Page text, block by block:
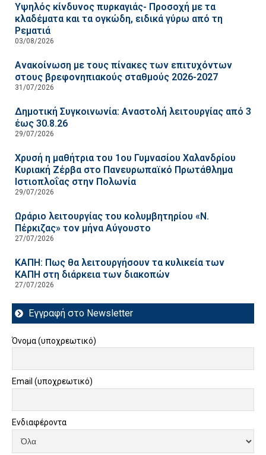
Υψηλός κίνδυνος πυρκαγιάς- Προσοχή με τα
κλαδέματα και τα ογκώδη, ειδικά γύρω από τη
Ρεματιά
03/08/2026
Ανακοίνωση με τους πίνακες των επιτυχόντων
στους βρεφονηπιακούς σταθμούς 2026-2027
31/07/2026
Δημοτική Συγκοινωνία: Αναστολή λειτουργίας από 3
έως 30.8.26
29/07/2026
Χρυσή η μαθήτρια του 1ου Γυμνασίου Χαλανδρίου
Κυριακή Ζέρβα στο Πανευρωπαϊκό Πρωτάθλημα
Ιστιοπλοΐας στην Πολωνία
29/07/2026
Ωράριο λειτουργίας του κολυμβητηρίου «Ν.
Πέρκιζας» τον μήνα Αύγουστο
27/07/2026
ΚΑΠΗ: Πως θα λειτουργήσουν τα κυλικεία των
ΚΑΠΗ στη διάρκεια των διακοπών
27/07/2026
Εγγραφή στο Newsletter
Όνομα (υποχρεωτικό)
Email (υποχρεωτικό)
Ενδιαφέροντα